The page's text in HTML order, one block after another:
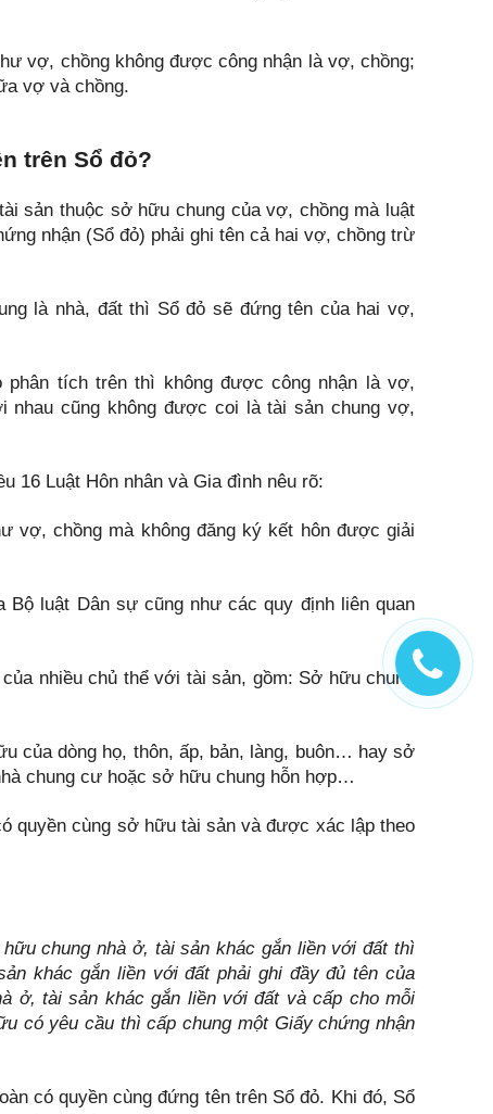
vợ, chồng không được công nhận là vợ, chồng;
vợ và chồng.
trên Sổ đỏ?
sản thuộc sở hữu chung của vợ, chồng mà luật
nhận (Sổ đỏ) phải ghi tên cả hai vợ, chồng trừ
là nhà, đất thì Sổ đỏ sẽ đứng tên của hai vợ,
tích trên thì không được công nhận là vợ,
nhau cũng không được coi là tài sản chung vợ,
16 Luật Hôn nhân và Gia đình nêu rõ:
vợ, chồng mà không đăng ký kết hôn được giải
luật Dân sự cũng như các quy định liên quan
nhiều chủ thể với tài sản, gồm: Sở hữu chung
của dòng họ, thôn, ấp, bản, làng, buôn… hay sở
chung cư hoặc sở hữu chung hỗn hợp…
quyền cùng sở hữu tài sản và được xác lập theo
chung nhà ở, tài sản khác gắn liền với đất thì
khác gắn liền với đất phải ghi đầy đủ tên của
ở, tài sản khác gắn liền với đất và cấp cho mỗi
có yêu cầu thì cấp chung một Giấy chứng nhận
có quyền cùng đứng tên trên Sổ đỏ. Khi đó, Sổ